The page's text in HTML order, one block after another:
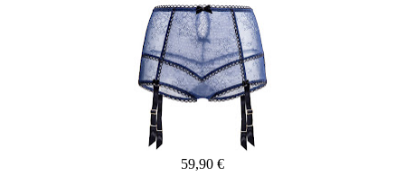
59,90 €